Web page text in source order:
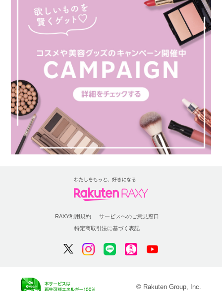
RAXY利用規約
サービスへのご意見窓口
特定商取引法に基づく表記
© Rakuten Group, Inc.